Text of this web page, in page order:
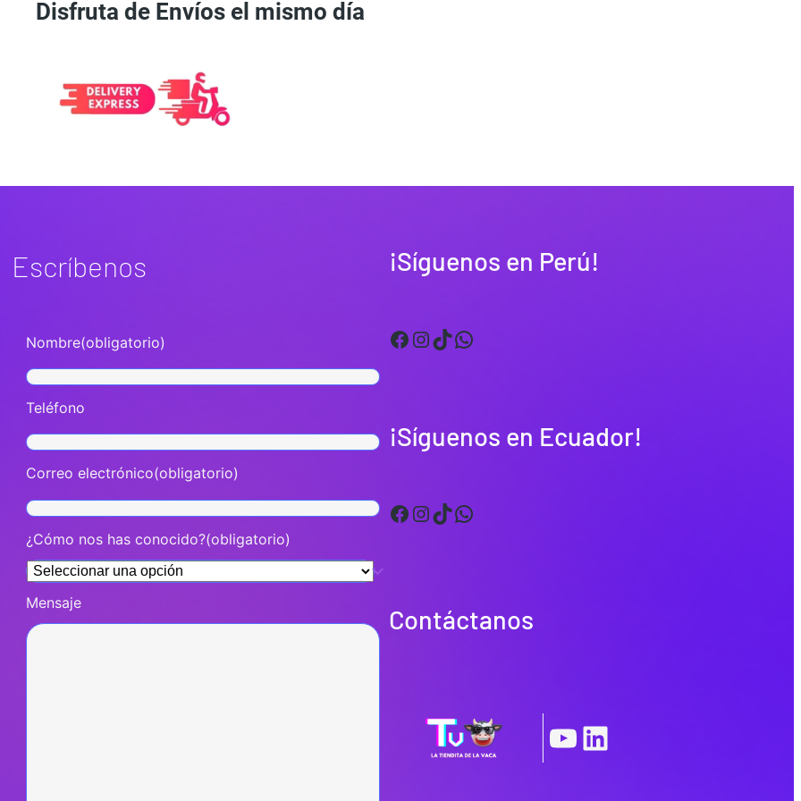
Disfruta de Envíos el mismo día
Escríbenos
Nombre(obligatorio)
Teléfono
Correo electrónico(obligatorio)
¿Cómo nos has conocido?(obligatorio)
Mensaje
¡Síguenos en Perú!
Facebook InstagramTikTok WhatsApp
¡Síguenos en Ecuador!
Facebook InstagramTikTok WhatsApp
Contáctanos
YouTube LinkedIn